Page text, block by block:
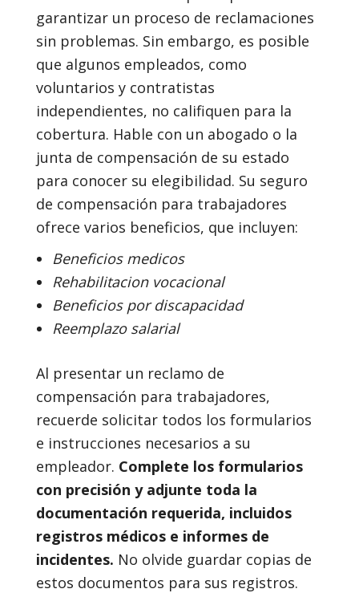
garantizar un proceso de reclamaciones
sin problemas. Sin embargo, es posible
que algunos empleados, como
voluntarios y contratistas
independientes, no califiquen para la
cobertura. Hable con un abogado o la
junta de compensación de su estado
para conocer su elegibilidad. Su seguro
de compensación para trabajadores
ofrece varios beneficios, que incluyen:
Beneficios medicos
Rehabilitacion vocacional
Beneficios por discapacidad
Reemplazo salarial
Al presentar un reclamo de
compensación para trabajadores,
recuerde solicitar todos los formularios
e instrucciones necesarios a su
empleador. Complete los formularios
con precisión y adjunte toda la
documentación requerida, incluidos
registros médicos e informes de
incidentes. No olvide guardar copias de
estos documentos para sus registros.